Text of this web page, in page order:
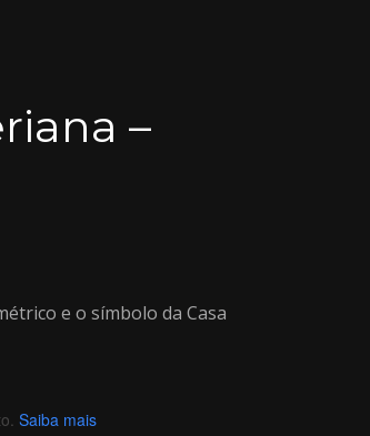
–
e o símbolo da Casa
Saiba mais